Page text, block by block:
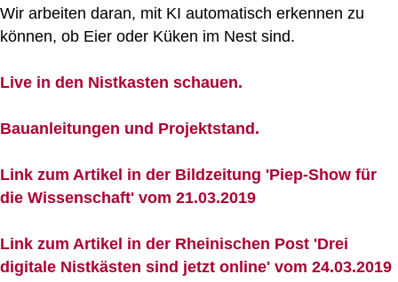
Wir arbeiten daran, mit KI automatisch erkennen zu
können, ob Eier oder Küken im Nest sind.
Live in den Nistkasten schauen.
Bauanleitungen und Projektstand.
Link zum Artikel in der Bildzeitung 'Piep-Show für
die Wissenschaft' vom 21.03.2019
Link zum Artikel in der Rheinischen Post 'Drei
digitale Nistkästen sind jetzt online' vom 24.03.2019